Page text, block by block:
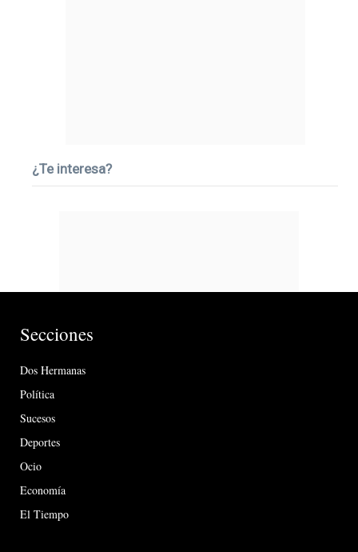
¿Te interesa?
Secciones
Dos Hermanas
Política
Sucesos
Deportes
Ocio
Economía
El Tiempo